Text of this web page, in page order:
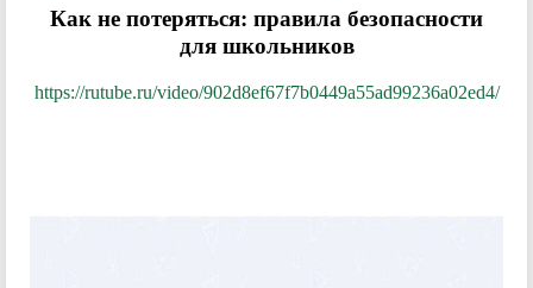
Как не потеряться: правила безопасности
для школьников
https://rutube.ru/video/902d8ef67f7b0449a55ad99236a02ed4/